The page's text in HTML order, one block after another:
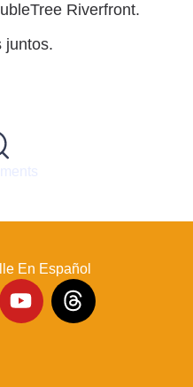
Riverfront.
juntos.
En Español